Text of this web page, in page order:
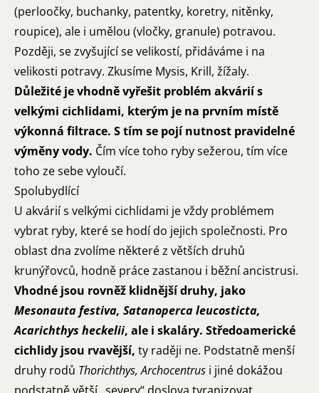
(perloočky, buchanky, patentky, koretry, nitěnky,
roupice), ale i umělou (vločky, granule) potravou.
Později, se zvyšující se velikostí, přidáváme i na
velikosti potravy. Zkusíme Mysis, Krill, žížaly.
Důležité je vhodně vyřešit problém akvárií s
velkými cichlidami, kterým je na prvním místě
výkonná filtrace. S tím se pojí nutnost pravidelné
výměny vody. Čím více toho ryby sežerou, tím více
toho ze sebe vyloučí.
Spolubydlící
U akvárií s velkými cichlidami je vždy problémem
vybrat ryby, které se hodí do jejich společnosti. Pro
oblast dna zvolíme některé z větších druhů
krunýřovců, hodně práce zastanou i běžní ancistrusi.
Vhodné jsou rovněž klidnější druhy, jako
Mesonauta festiva, Satanoperca leucosticta,
Acarichthys heckelii, ale i skaláry. Středoamerické
cichlidy jsou rvavější, ty raději ne. Podstatně menší
druhy rodů Thorichthys, Archocentrus i jiné dokážou